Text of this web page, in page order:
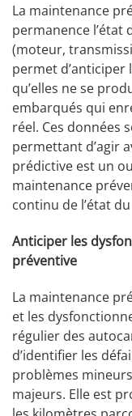
La maintenance
permanence l’état
(moteur,
permet
qu’elles ne se
embarqués qui
réel. Ces données
permettant d’agir
prédictive est un
maintenance
continu de l’état
Anticiper les
préventive
La maintenance
et les
régulier des
d’identifier les
problèmes
majeurs. Elle est